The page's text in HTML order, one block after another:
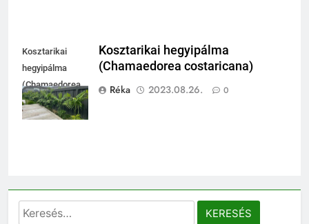
Kosztarikai
hegyipálma
(Chamaedorea
costaricana)
Kosztarikai hegyipálma
(Chamaedorea costaricana)
Réka
2023.08.26. 0
Keresés: